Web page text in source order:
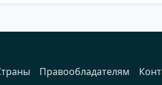
106.7 FM
FM
Правообладателям